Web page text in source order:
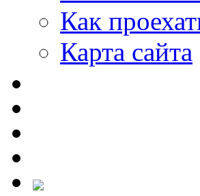
Как
Карта сайта